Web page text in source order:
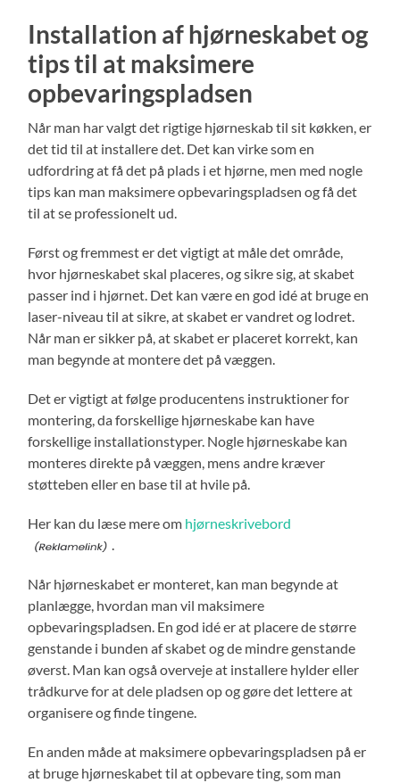
Installation af hjørneskabet og
tips til at maksimere
opbevaringspladsen
Når man har valgt det rigtige hjørneskab til sit køkken, er
det tid til at installere det. Det kan virke som en
udfordring at få det på plads i et hjørne, men med nogle
tips kan man maksimere opbevaringspladsen og få det
til at se professionelt ud.
Først og fremmest er det vigtigt at måle det område,
hvor hjørneskabet skal placeres, og sikre sig, at skabet
passer ind i hjørnet. Det kan være en god idé at bruge en
laser-niveau til at sikre, at skabet er vandret og lodret.
Når man er sikker på, at skabet er placeret korrekt, kan
man begynde at montere det på væggen.
Det er vigtigt at følge producentens instruktioner for
montering, da forskellige hjørneskabe kan have
forskellige installationstyper. Nogle hjørneskabe kan
monteres direkte på væggen, mens andre kræver
støtteben eller en base til at hvile på.
Her kan du læse mere om hjørneskrivebord
.
Når hjørneskabet er monteret, kan man begynde at
planlægge, hvordan man vil maksimere
opbevaringspladsen. En god idé er at placere de større
genstande i bunden af skabet og de mindre genstande
øverst. Man kan også overveje at installere hylder eller
trådkurve for at dele pladsen op og gøre det lettere at
organisere og finde tingene.
En anden måde at maksimere opbevaringspladsen på er
at bruge hjørneskabet til at opbevare ting, som man